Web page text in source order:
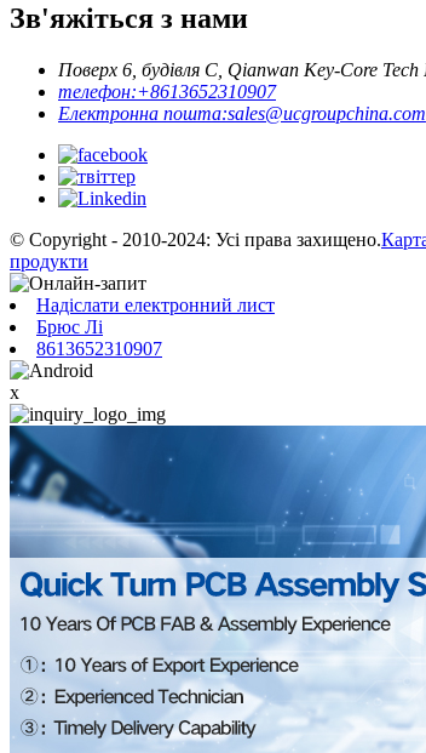
Зв'яжіться з нами
Поверх 6, будівля C, Qianwan Key-Core
телефон:+8613652310907
Електронна пошта:sales@ucgroupchina.com
© Copyright - 2010-2024: Усі права захищено.
продукти
Надіслати електронний лист
Брюс Лі
8613652310907
x